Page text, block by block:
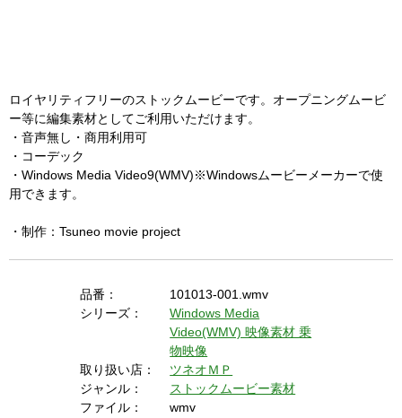
ロイヤリティフリーのストックムービーです。オープニングムービ
ー等に編集素材としてご利用いただけます。
・音声無し・商用利用可
・コーデック
・Windows Media Video9(WMV)※Windowsムービーメーカーで使
用できます。
・制作：Tsuneo movie project
品番：
101013-001.wmv
シリーズ：
Windows Media
Video(WMV) 映像素材乗
物映像
取り扱い店：
ツネオＭＰ
ジャンル：
ストックムービー素材
ファイル：
wmv